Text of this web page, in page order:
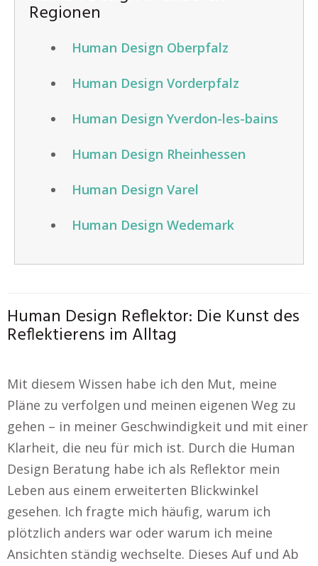
Regionen
Human Design Oberpfalz
Human Design Vorderpfalz
Human Design Yverdon-les-bains
Human Design Rheinhessen
Human Design Varel
Human Design Wedemark
Human Design Reflektor: Die Kunst des
Reflektierens im Alltag
Mit diesem Wissen habe ich den Mut, meine
Pläne zu verfolgen und meinen eigenen Weg zu
gehen – in meiner Geschwindigkeit und mit einer
Klarheit, die neu für mich ist. Durch die Human
Design Beratung habe ich als Reflektor mein
Leben aus einem erweiterten Blickwinkel
gesehen. Ich fragte mich häufig, warum ich
plötzlich anders war oder warum ich meine
Ansichten ständig wechselte. Dieses Auf und Ab